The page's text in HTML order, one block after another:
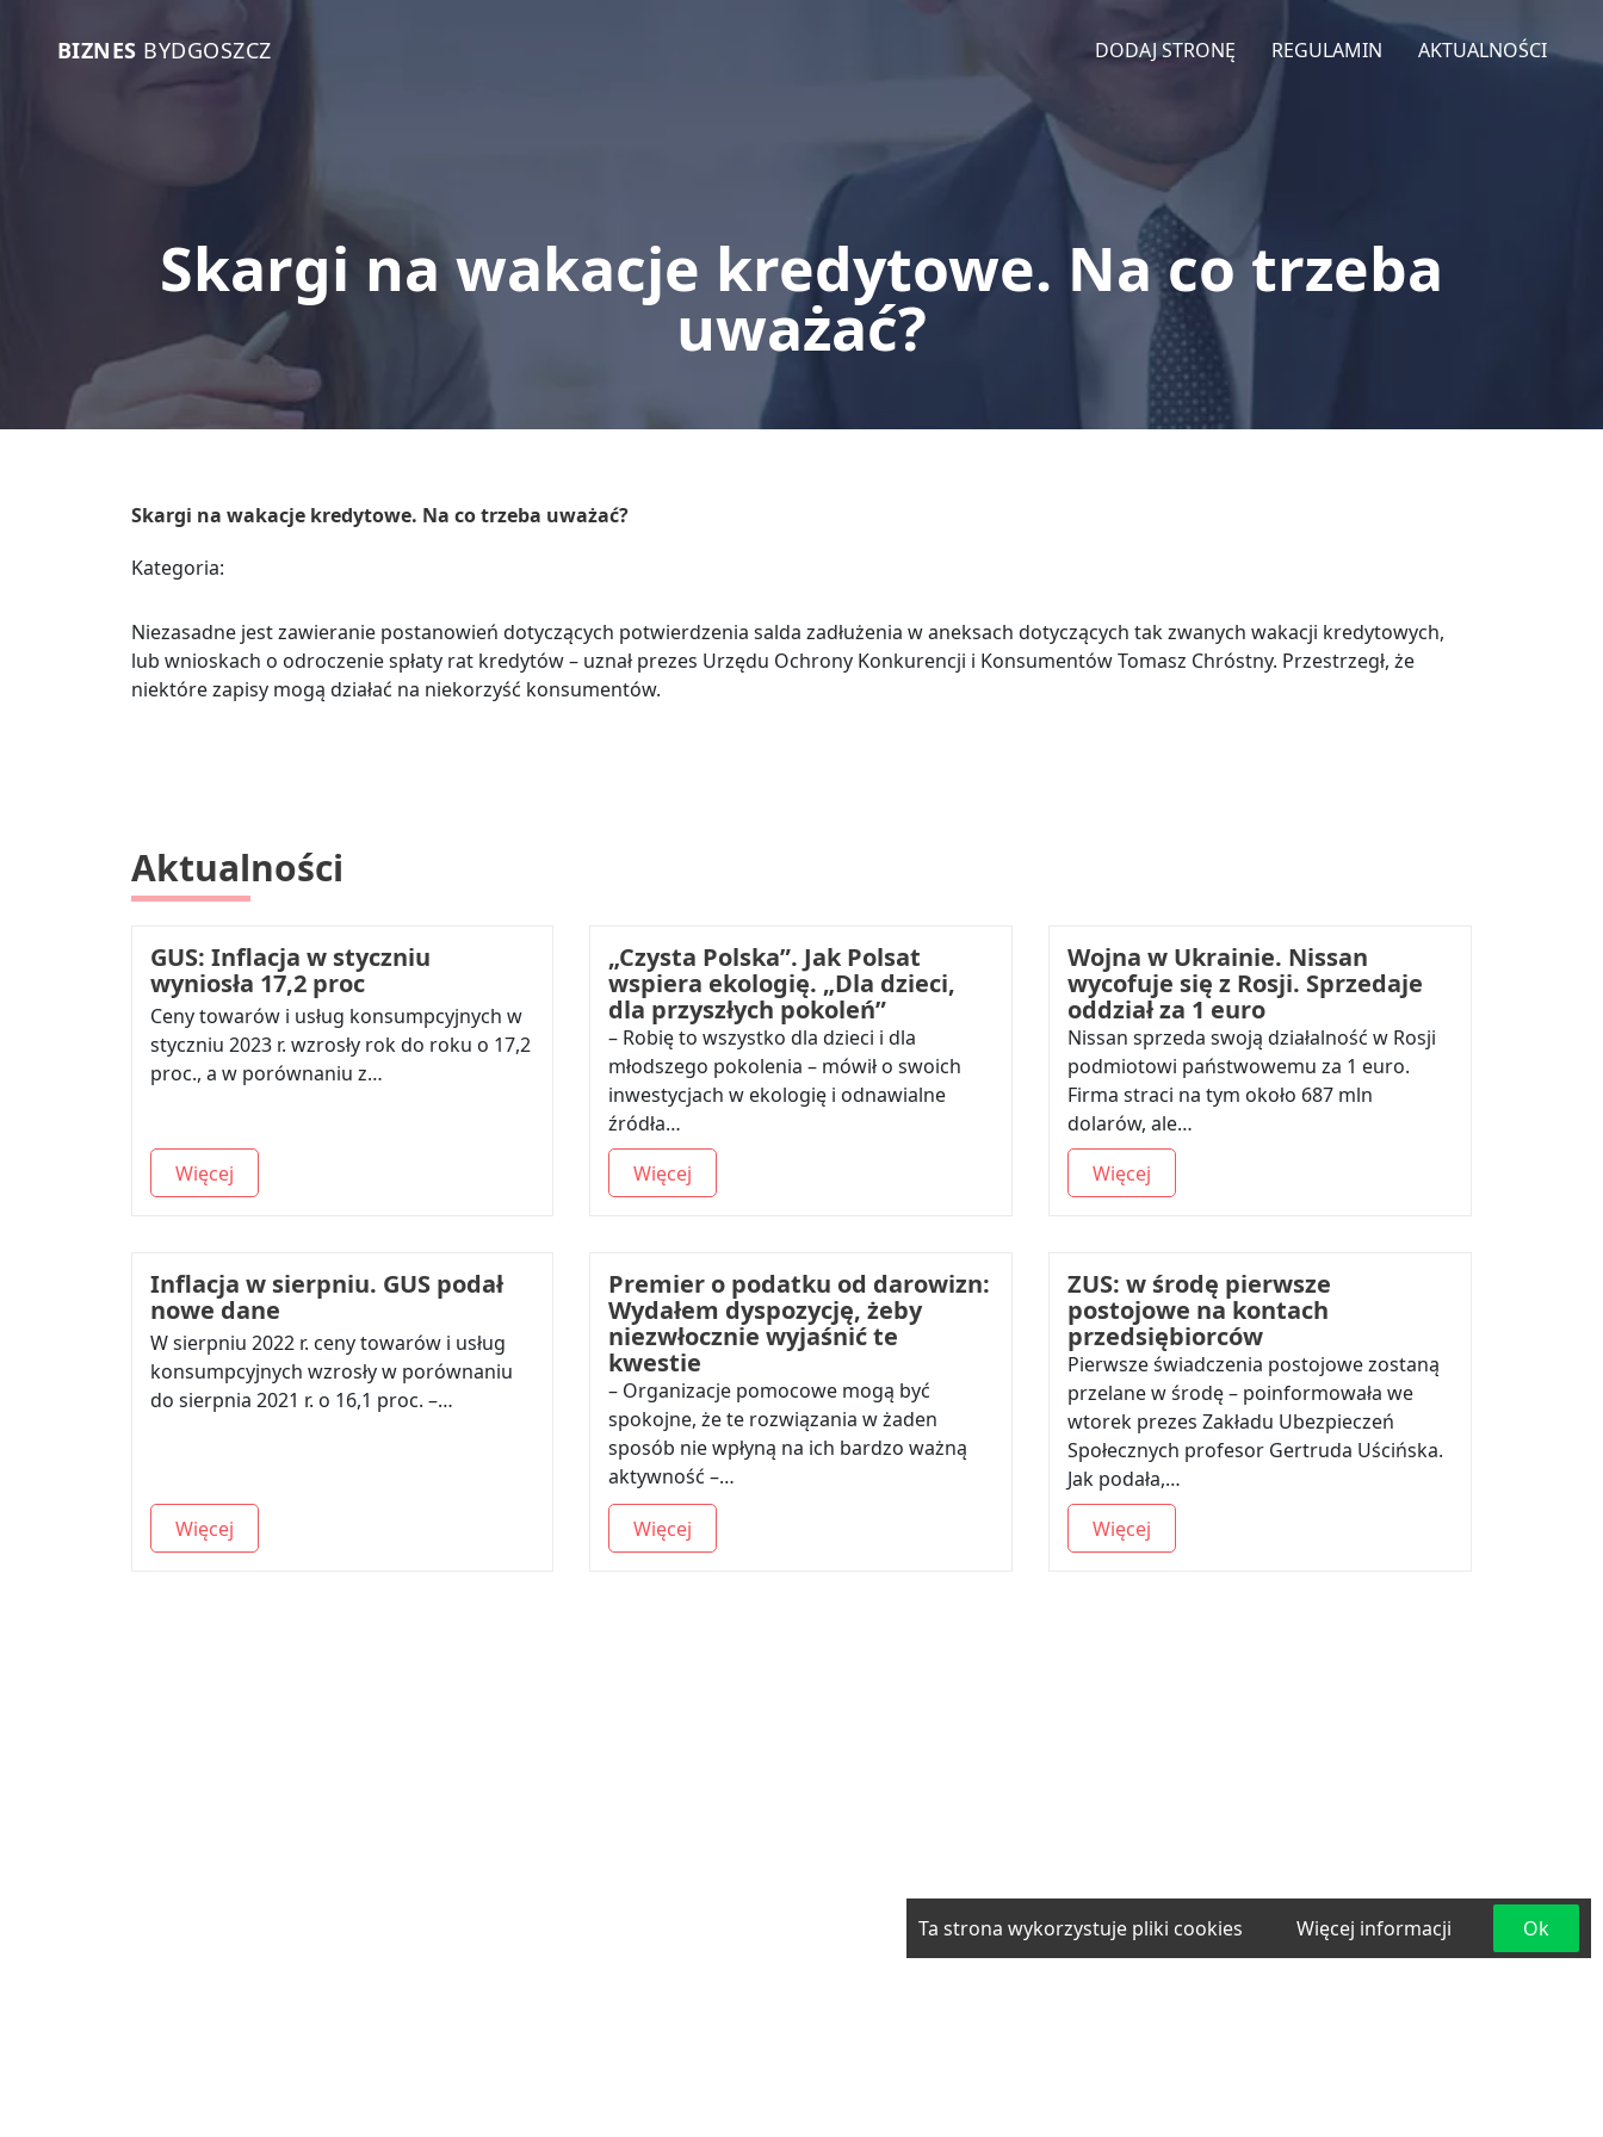
BIZNES BYDGOSZCZ DODAJ STRONĘ REGULAMIN AKTUALNOŚCI
Skargi na wakacje kredytowe. Na co trzeba
uważać?
Skargi na wakacje kredytowe. Na co trzeba uważać?
Kategoria:
Niezasadne jest zawieranie postanowień dotyczących potwierdzenia salda zadłużenia w aneksach dotyczących tak zwanych wakacji kredytowych,
lub wnioskach o odroczenie spłaty rat kredytów – uznał prezes Urzędu Ochrony Konkurencji i Konsumentów Tomasz Chróstny. Przestrzegł, że
niektóre zapisy mogą działać na niekorzyść konsumentów.
Aktualności
GUS: Inflacja w styczniu
wyniosła 17,2 proc
Ceny towarów i usług konsumpcyjnych w
styczniu 2023 r. wzrosły rok do roku o 17,2
proc., a w porównaniu z…
Więcej
„Czysta Polska”. Jak Polsat
wspiera ekologię. „Dla dzieci,
dla przyszłych pokoleń”
– Robię to wszystko dla dzieci i dla
młodszego pokolenia – mówił o swoich
inwestycjach w ekologię i odnawialne
źródła…
Więcej
Wojna w Ukrainie. Nissan
wycofuje się z Rosji. Sprzedaje
oddział za 1 euro
Nissan sprzeda swoją działalność w Rosji
podmiotowi państwowemu za 1 euro.
Firma straci na tym około 687 mln
dolarów, ale…
Więcej
Inflacja w sierpniu. GUS podał
nowe dane
W sierpniu 2022 r. ceny towarów i usług
konsumpcyjnych wzrosły w porównaniu
do sierpnia 2021 r. o 16,1 proc. –…
Więcej
Premier o podatku od darowizn:
Wydałem dyspozycję, żeby
niezwłocznie wyjaśnić te
kwestie
– Organizacje pomocowe mogą być
spokojne, że te rozwiązania w żaden
sposób nie wpłyną na ich bardzo ważną
aktywność –…
Więcej
ZUS: w środę pierwsze
postojowe na kontach
przedsiębiorców
Pierwsze świadczenia postojowe zostaną
przelane w środę – poinformowała we
wtorek prezes Zakładu Ubezpieczeń
Społecznych profesor Gertruda Uścińska.
Jak podała,…
Więcej
Ta strona wykorzystuje pliki cookies Więcej informacji Ok